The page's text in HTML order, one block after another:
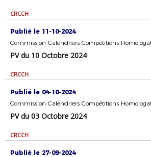
CRCCH
Publié le 11-10-2024
PV du 10 Octobre 2024
CRCCH
Publié le 04-10-2024
PV du 03 Octobre 2024
CRCCH
Publié le 27-09-2024